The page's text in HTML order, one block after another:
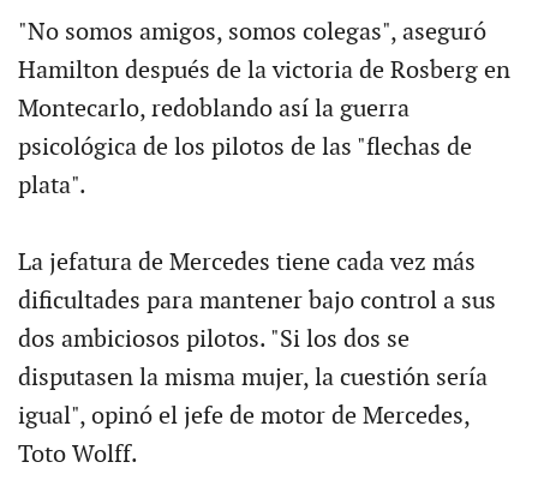
"No somos amigos, somos colegas", aseguró
Hamilton después de la victoria de Rosberg en
Montecarlo, redoblando así la guerra
psicológica de los pilotos de las "flechas de
plata".
La jefatura de Mercedes tiene cada vez más
dificultades para mantener bajo control a sus
dos ambiciosos pilotos. "Si los dos se
disputasen la misma mujer, la cuestión sería
igual", opinó el jefe de motor de Mercedes,
Toto Wolff.